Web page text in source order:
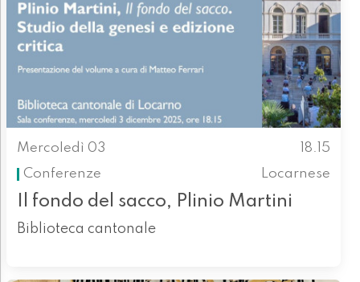
Mercoledì 03
18.15
Conferenze
Locarnese
Il fondo del sacco, Plinio Martini
Biblioteca cantonale